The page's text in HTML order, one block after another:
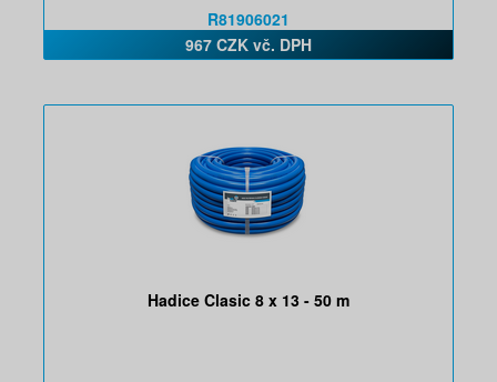
R81906021
967 CZK vč. DPH
Hadice Clasic 8 x 13 - 50 m